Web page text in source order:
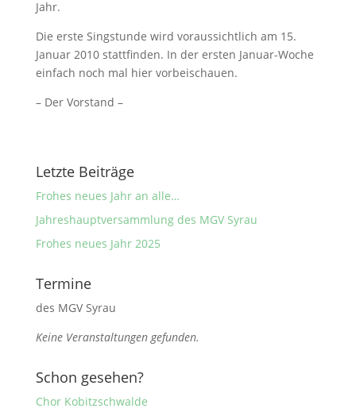
Jahr.
Die erste Singstunde wird voraussichtlich am 15.
Januar 2010 stattfinden. In der ersten Januar-Woche
einfach noch mal hier vorbeischauen.
– Der Vorstand –
Letzte Beiträge
Frohes neues Jahr an alle…
Jahreshauptversammlung des MGV Syrau
Frohes neues Jahr 2025
Termine
des MGV Syrau
Keine Veranstaltungen gefunden.
Schon gesehen?
Chor Kobitzschwalde